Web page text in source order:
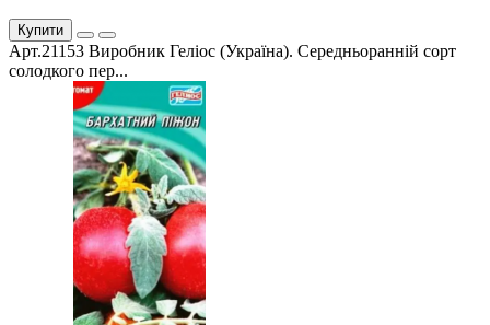
Купити
Арт.21153 Виробник Геліос (Україна). Середньоранній сорт
солодкого пер...